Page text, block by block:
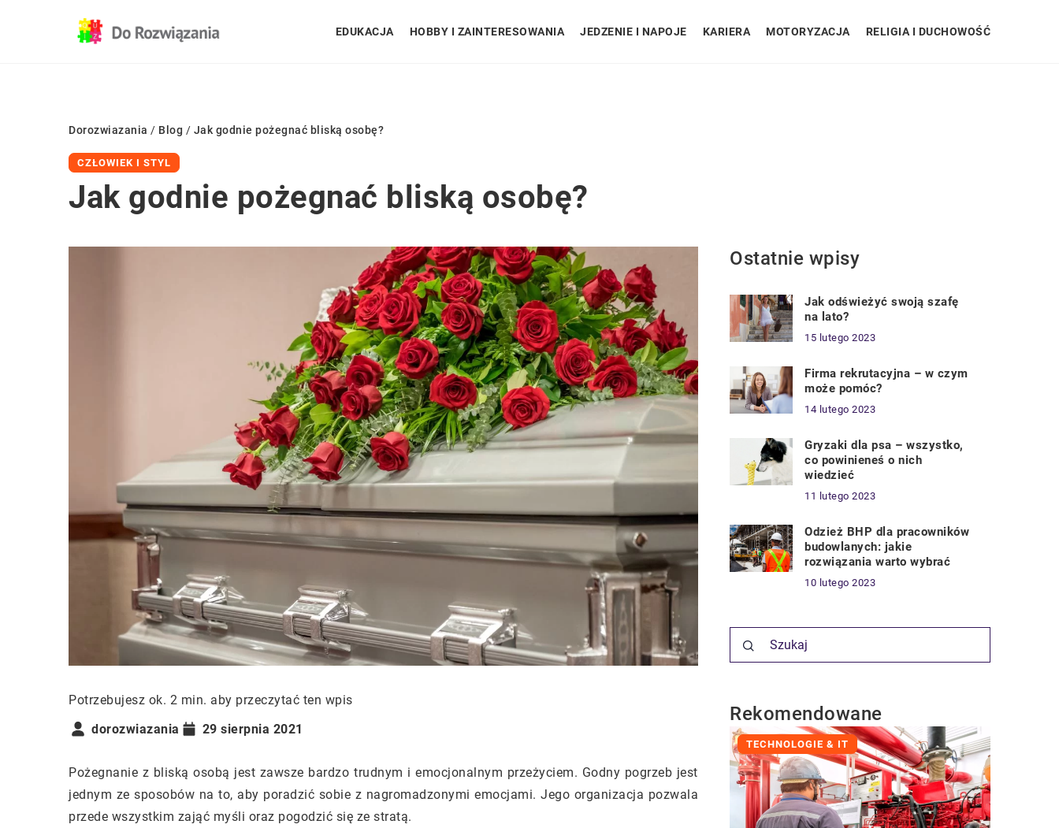
EDUKACJA HOBBY I ZAINTERESOWANIA JEDZENIE I NAPOJE KARIERA MOTORYZACJA RELIGIA I DUCHOWOŚĆ
Dorozwiazania / Blog / Jak godnie pożegnać bliską osobę?
CZŁOWIEK I STYL
Jak godnie pożegnać bliską osobę?
Potrzebujesz ok. 2 min. aby przeczytać ten wpis
dorozwiazania
29 sierpnia 2021
Pożegnanie z bliską osobą jest zawsze bardzo trudnym i emocjonalnym przeżyciem. Godny pogrzeb jest
jednym ze sposobów na to, aby poradzić sobie z nagromadzonymi emocjami. Jego organizacja pozwala
przede wszystkim zająć myśli oraz pogodzić się ze stratą.
Ostatnie wpisy
Jak odświeżyć swoją szafę
na lato?
15 lutego 2023
Firma rekrutacyjna – w czym
może pomóc?
14 lutego 2023
Gryzaki dla psa – wszystko,
co powinieneś o nich
wiedzieć
11 lutego 2023
Odzież BHP dla pracowników
budowlanych: jakie
rozwiązania warto wybrać
10 lutego 2023
Rekomendowane
TECHNOLOGIE & IT